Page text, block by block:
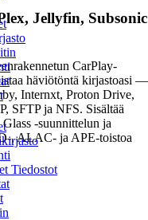
Tiedostot
Jellyfin, Subsonic
CarPlay-
häviötöntä kirjastoasi —
Internxt, Proton Drive,
SFTP ja NFS. Sisältää
-suunnittelun ja
, ALAC- ja APE-toistoa